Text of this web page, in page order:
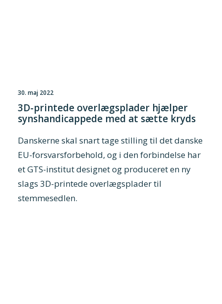
30. maj 2022
3D-printede overlægsplader hjælper
synshandicappede med at sætte kryds
Danskerne skal snart tage stilling til det danske
EU-forsvarsforbehold, og i den forbindelse har
et GTS-institut designet og produceret en ny
slags 3D-printede overlægsplader til
stemmesedlen.